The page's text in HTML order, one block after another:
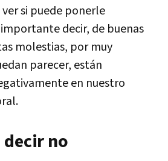
si puede ponerle
decir, de buenas
molestias, por muy
parecer, están
en nuestro
decir no